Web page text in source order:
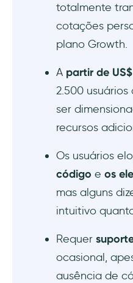
totalmente
cotações
plano Growth.
A partir de
2.500
ser
recursos
Os usuários
código e os
mas alguns
intuitivo
Requer
ocasional,
ausência de